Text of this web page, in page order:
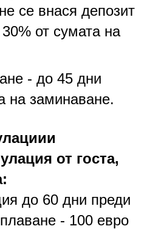
се внася депозит
от сумата на
- до 45 дни
на заминаване.
от госта,
до 60 дни преди
- 100 евро